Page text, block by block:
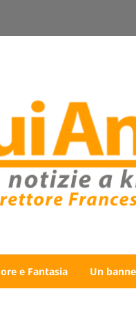
e Fantasia Un